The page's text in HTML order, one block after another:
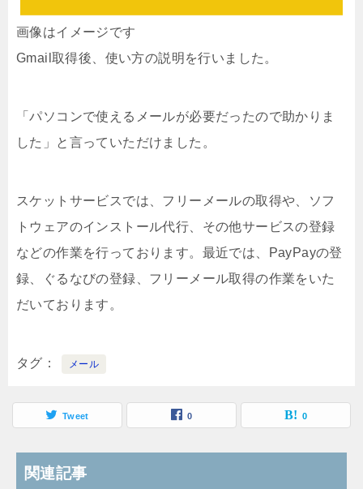
画像はイメージです
Gmail取得後、使い方の説明を行いました。
「パソコンで使えるメールが必要だったので助かりま
した」と言っていただけました。
スケットサービスでは、フリーメールの取得や、ソフ
トウェアのインストール代行、その他サービスの登録
などの作業を行っております。最近では、PayPayの登
録、ぐるなびの登録、フリーメール取得の作業をいた
だいております。
タグ メール
Tweet 0 0
関連記事